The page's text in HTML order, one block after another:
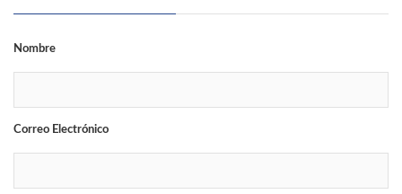
Nombre
Correo Electrónico